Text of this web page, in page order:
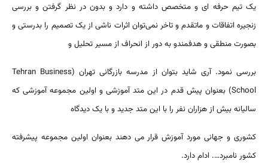
یک تیم حرفه ای و متخصص داشته و دارد و بدون در نظر گرفتن و بررسی
زنجیره اتفاقات و ماتقدم و تاخر نمی‌توان اثرات ناشی از یک تصمیم را بدرستی و
بصورت منطقی و هدفمندو به دور از انحراف از مسیر تحلیل و
بررسی نمود. آری شاید بتوان از مدرسه بازرگانی تهران (Tehran Business
School) بعنوان پیش قدم در این متد آموزشی و اولین مجموعه آموزشی که
سالیانه بیش از هزاران نفر را با این متد جدید و با یک دیدگاه
کشوری و جهانی مورد آموزش قرار می دهند بعنوان اولین مجموعه پیشرفته
کشور نامبرد…. ادام دارد.